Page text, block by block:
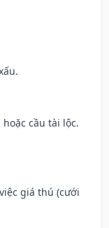
cầu tài lộc.
giá thú (cưới